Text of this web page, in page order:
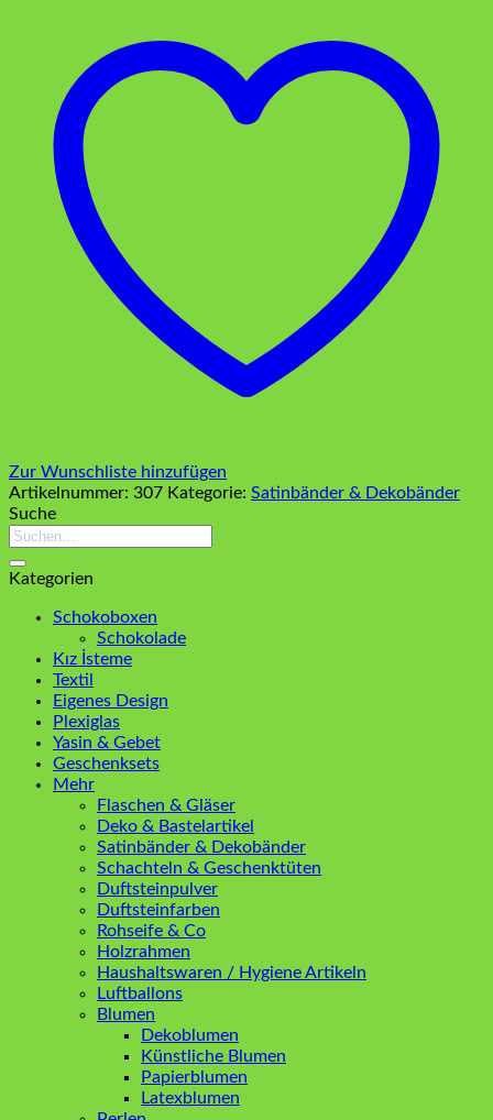
Zur Wunschliste hinzufügen
Artikelnummer: 307 Kategorie: Satinbänder & Dekobänder
Suche
Suchen
Kategorien
Schokoboxen
Schokolade
Kız İsteme
Textil
Eigenes Design
Plexiglas
Yasin & Gebet
Geschenksets
Mehr
Flaschen & Gläser
Deko & Bastelartikel
Satinbänder & Dekobänder
Schachteln & Geschenktüten
Duftsteinpulver
Duftsteinfarben
Rohseife & Co
Holzrahmen
Haushaltswaren / Hygiene Artikeln
Luftballons
Blumen
Dekoblumen
Künstliche Blumen
Papierblumen
Latexblumen